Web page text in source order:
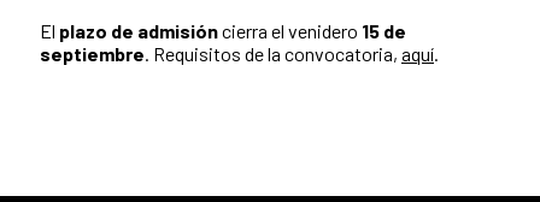
El plazo de admisióncierra el venidero 15 de
septiembre. Requisitos de la convocatoria, aquí.